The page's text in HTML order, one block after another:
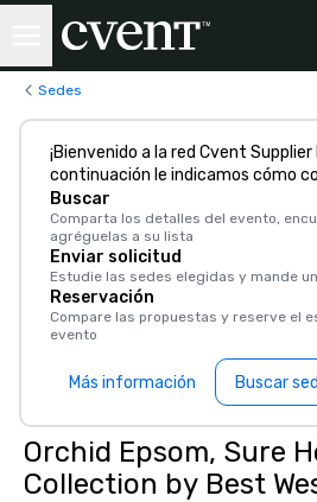
Sedes
¡Bienvenido a la red Cvent
continuación le indicamos cómo
Buscar
Comparta los detalles del evento,
agréguelas a su lista
Enviar solicitud
Estudie las sedes elegidas y mande
Reservación
Compare las propuestas y reserve el
evento
Más información Buscar
Orchid Epsom, Sure
Collection by Best